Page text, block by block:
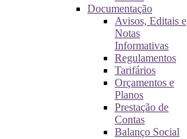
Documentação
Avisos, Editais e
Notas
Informativas
Regulamentos
Tarifários
Orçamentos e
Planos
Prestação de
Contas
Balanço Social